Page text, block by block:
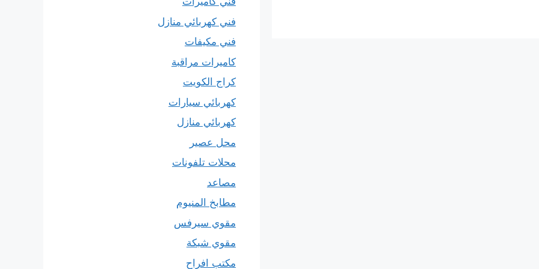
فني كهربائي منازل
فني مكيفات
كاميرات مراقبة
كراج الكويت
كهربائي سيارات
كهربائي منازل
محل عصير
محلات تلفونات
مصاعد
مطابخ المنيوم
مقوي سيرفس
مقوي شبكة
مكتب افراح